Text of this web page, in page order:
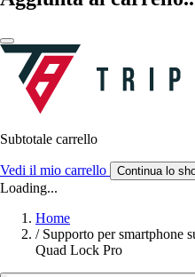
Subtotale carrello
Vedi il mio carrello Continua lo
Loading...
Home
/ Supporto per smartphone
Quad Lock Pro